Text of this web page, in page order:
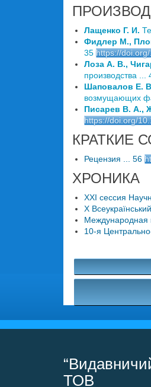
Лащенко Г. И.
Фидлер М.,
35 https://
Лоза А. В.,
производства ...
Шаповалов Е.
возмущающих
Писарев В. А.,
https://doi.org/
КРАТКИЕ
Рецензия ... 56
ХРОНИКА
XXI сессия
X
Международная
10-я
ТОВ